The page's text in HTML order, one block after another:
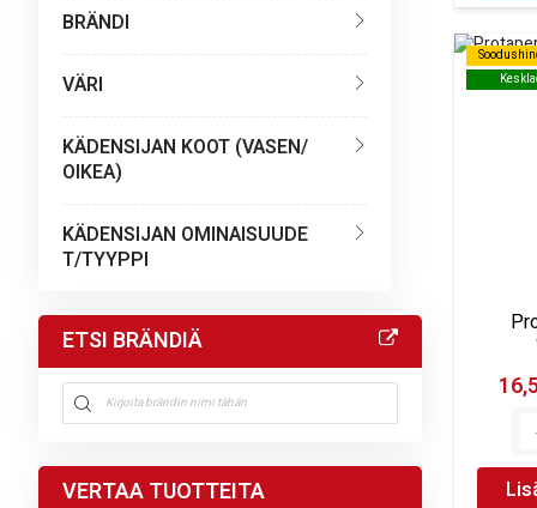
BRÄNDI
VÄRI
KÄDENSIJAN KOOT (VASEN/
OIKEA)
KÄDENSIJAN OMINAISUUDE
T/TYYPPI
ETSI BRÄNDIÄ
VERTAA TUOTTEITA